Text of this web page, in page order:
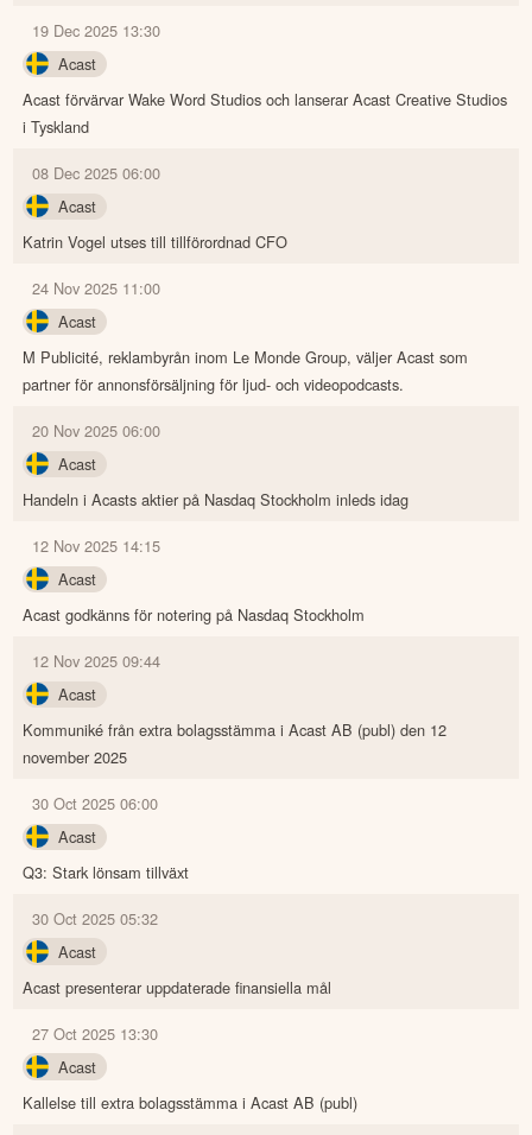
19 Dec 2025 13:30
Acast
Acast förvärvar Wake Word Studios och lanserar Acast Creative Studios
i Tyskland
08 Dec 2025 06:00
Acast
Katrin Vogel utses till tillförordnad CFO
24 Nov 2025 11:00
Acast
M Publicité, reklambyrån inom Le Monde Group, väljer Acast som
partner för annonsförsäljning för ljud- och videopodcasts.
20 Nov 2025 06:00
Acast
Handeln i Acasts aktier på Nasdaq Stockholm inleds idag
12 Nov 2025 14:15
Acast
Acast godkänns för notering på Nasdaq Stockholm
12 Nov 2025 09:44
Acast
Kommuniké från extra bolagsstämma i Acast AB (publ) den 12
november 2025
30 Oct 2025 06:00
Acast
Q3: Stark lönsam tillväxt
30 Oct 2025 05:32
Acast
Acast presenterar uppdaterade finansiella mål
27 Oct 2025 13:30
Acast
Kallelse till extra bolagsstämma i Acast AB (publ)